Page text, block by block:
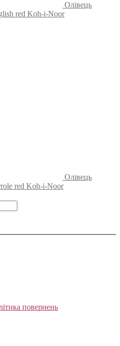
Олівець
red Koh-i-Noor
Олівець
red Koh-i-Noor
повернень